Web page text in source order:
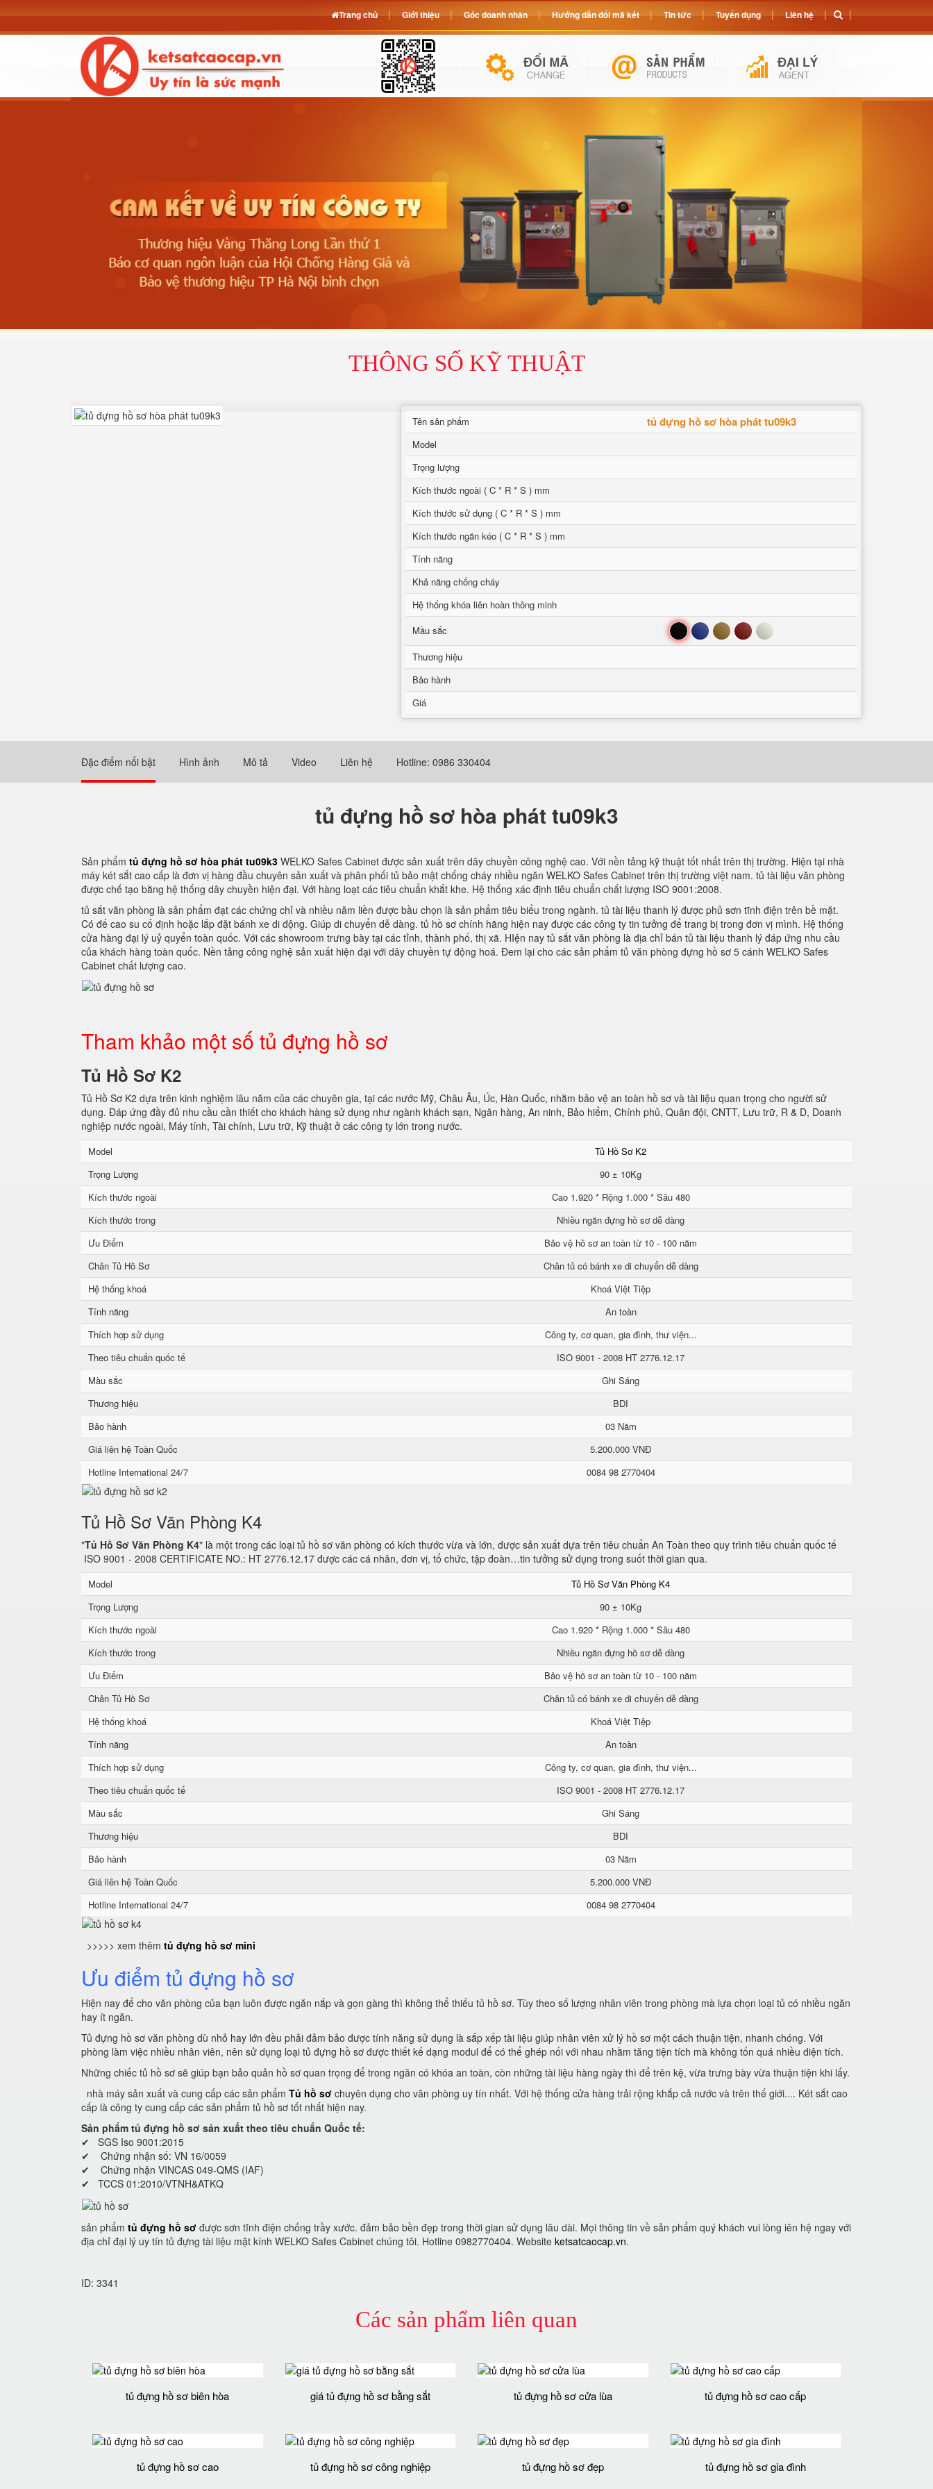
THÔNG SỐ KỸ THUẬT
Tên sản phẩm tủ đựng hồ sơ hòa phát tu09k3
Model
Trọng lượng
Kích thước ngoài ( C * R * S ) mm
Kích thước sử dụng ( C * R * S ) mm
Kích thước ngăn kéo ( C * R * S ) mm
Tính năng
Khả năng chống cháy
Hệ thống khóa liên hoàn thông minh
Mầu sắc
Đen Xanh Nâu Đỏ Trắng
Thương hiệu
Bảo hành
Giá
Đặc điểm nổi bật Hình ảnh Mô tả Video Liên hệ Hotline: 0986 330404
tủ đựng hồ sơ hòa phát tu09k3
Sản phẩm tủ đựng hồ sơ hòa phát tu09k3 WELKO Safes Cabinet được sản xuất trên dây chuyền công nghệ cao. Với nền tảng kỹ thuật tốt nhất trên thị trường. Hiện tại nhà
máy két sắt cao cấp là đơn vị hàng đầu chuyên sản xuất và phân phối tủ bảo mật chống cháy nhiều ngăn WELKO Safes Cabinet trên thị trường việt nam. tủ tài liệu văn phòng
được chế tạo bằng hệ thống dây chuyền hiện đại. Với hàng loạt các tiêu chuẩn khắt khe. Hệ thống xác định tiêu chuẩn chất lượng ISO 9001:2008.
tủ sắt văn phòng là sản phẩm đạt các chứng chỉ và nhiều năm liền được bầu chọn là sản phẩm tiêu biểu trong ngành. tủ tài liệu thanh lý được phủ sơn tĩnh điện trên bề mặt.
Có đế cao su cố định hoặc lắp đặt bánh xe di động. Giúp di chuyển dễ dàng. tủ hồ sơ chính hãng hiện nay được các công ty tin tưởng để trang bị trong đơn vị mình. Hệ thống
cửa hàng đại lý uỷ quyển toàn quốc. Với các showroom trưng bày tại các tỉnh, thành phố, thị xã. HIện nay tủ sắt văn phòng là địa chỉ bán tủ tài liệu thanh lý đáp ứng nhu cầu
của khách hàng toàn quốc. Nền tảng công nghệ sản xuất hiện đại với dây chuyền tự động hoá. Đem lại cho các sản phẩm tủ văn phòng đựng hồ sơ 5 cánh WELKO Safes
Cabinet chất lượng cao.
Tham khảo một số tủ đựng hồ sơ
Tủ Hồ Sơ K2
Tủ Hồ Sơ K2 dựa trên kinh nghiệm lâu năm của các chuyên gia, tại các nước Mỹ, Châu Âu, Úc, Hàn Quốc, nhằm bảo vệ an toàn hồ sơ và tài liệu quan trọng cho người sử
dụng. Đáp ứng đầy đủ nhu cầu cần thiết cho khách hàng sử dụng như ngành khách sạn, Ngân hàng, An ninh, Bảo hiểm, Chính phủ, Quân đội, CNTT, Lưu trữ, R & D, Doanh
nghiệp nước ngoài, Máy tính, Tài chính, Lưu trữ, Kỹ thuật ở các công ty lớn trong nước.
Model
Tủ Hồ Sơ K2
Trọng Lượng
90 ± 10Kg
Kích thước ngoài
Cao 1.920 * Rộng 1.000 * Sâu 480
Kích thước trong
Nhiều ngăn đựng hồ sơ dễ dàng
Ưu Điểm
Bảo vệ hồ sơ an toàn từ 10 - 100 năm
Chân Tủ Hồ Sơ
Chân tủ có bánh xe di chuyển dễ dàng
Hệ thống khoá
Khoá Việt Tiệp
Tính năng
An toàn
Thích hợp sử dụng
Công ty, cơ quan, gia đình, thư viện...
Theo tiêu chuẩn quốc tế
ISO 9001 - 2008 HT 2776.12.17
Màu sắc
Ghi Sáng
Thương hiệu
BDI
Bảo hành
03 Năm
Giá liên hệ Toàn Quốc
5.200.000 VNĐ
Hotline International 24/7
0084 98 2770404
Tủ Hồ Sơ Văn Phòng K4
"Tủ Hồ Sơ Văn Phòng K4" là một trong các loại tủ hồ sơ văn phòng có kích thước vừa và lớn, được sản xuất dựa trên tiêu chuẩn An Toàn theo quy trình tiêu chuẩn quốc tế
ISO 9001 - 2008 CERTIFICATE NO.: HT 2776.12.17 được các cá nhân, đơn vị, tổ chức, tập đoàn…tin tưởng sử dụng trong suốt thời gian qua.
Model
Tủ Hồ Sơ Văn Phòng K4
Trọng Lượng
90 ± 10Kg
Kích thước ngoài
Cao 1.920 * Rộng 1.000 * Sâu 480
Kích thước trong
Nhiều ngăn đựng hồ sơ dễ dàng
Ưu Điểm
Bảo vệ hồ sơ an toàn từ 10 - 100 năm
Chân Tủ Hồ Sơ
Chân tủ có bánh xe di chuyển dễ dàng
Hệ thống khoá
Khoá Việt Tiệp
Tính năng
An toàn
Thích hợp sử dụng
Công ty, cơ quan, gia đình, thư viện...
Theo tiêu chuẩn quốc tế
ISO 9001 - 2008 HT 2776.12.17
Màu sắc
Ghi Sáng
Thương hiệu
BDI
Bảo hành
03 Năm
Giá liên hệ Toàn Quốc
5.200.000 VNĐ
Hotline International 24/7
0084 98 2770404
>>>>> xem thêm tủ đựng hồ sơ mini
Ưu điểm tủ đựng hồ sơ
Hiện nay để cho văn phòng của bạn luôn được ngăn nắp và gọn gàng thì không thể thiếu tủ hồ sơ. Tùy theo số lượng nhân viên trong phòng mà lựa chọn loại tủ có nhiều ngăn
hay ít ngăn.
Tủ đựng hồ sơ văn phòng dù nhỏ hay lớn đều phải đảm bảo được tính năng sử dụng là sắp xếp tài liệu giúp nhân viên xử lý hồ sơ một cách thuận tiện, nhanh chóng. Với
phòng làm việc nhiều nhân viên, nên sử dụng loại tủ đựng hồ sơ được thiết kế dạng modul để có thể ghép nối với nhau nhằm tăng tiện tích mà không tốn quá nhiều diện tích.
Những chiếc tủ hồ sơ sẽ giúp bạn bảo quản hồ sơ quan trọng để trong ngăn có khóa an toàn, còn những tài liệu hàng ngày thì để trên kệ, vừa trưng bày vừa thuận tiện khi lấy.
nhà máy sản xuất và cung cấp các sản phẩm Tủ hồ sơ chuyên dụng cho văn phòng uy tín nhất. Với hệ thống cửa hàng trải rộng khắp cả nước và trên thế giới.... Két sắt cao
cấp là công ty cung cấp các sản phẩm tủ hồ sơ tốt nhất hiện nay.
Sản phẩm tủ đựng hồ sơ sản xuất theo tiêu chuẩn Quốc tế:
✔ SGS Iso 9001:2015
✔ Chứng nhận số: VN 16/0059
✔ Chứng nhận VINCAS 049-QMS (IAF)
✔ TCCS 01:2010/VTNH&ATKQ
sản phẩm tủ đựng hồ sơ được sơn tĩnh điện chống trầy xước. đảm bảo bền đẹp trong thời gian sử dụng lâu dài. Mọi thông tin về sản phẩm quý khách vui lòng iên hệ ngay với
địa chỉ đại lý uy tín tủ đựng tài liệu mặt kính WELKO Safes Cabinet chúng tôi. Hotline 0982770404. Website ketsatcaocap.vn.
ID: 3341
Các sản phẩm liên quan
tủ đựng hồ sơ biên hòa giá tủ đựng hồ sơ bằng sắt tủ đựng hồ sơ cửa lùa tủ đựng hồ sơ cao cấp
tủ đựng hồ sơ cao tủ đựng hồ sơ công nghiệp tủ đựng hồ sơ đẹp tủ đựng hồ sơ gia đình
Trang chủ Giới thiệu Góc doanh nhân Hướng dẫn đổi mã két Tin tức Tuyển dụng Liên hệ